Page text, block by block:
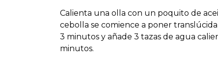
Calienta una olla con un poquito de
cebolla se comience a poner
3 minutos y añade 3 tazas de agua
minutos.